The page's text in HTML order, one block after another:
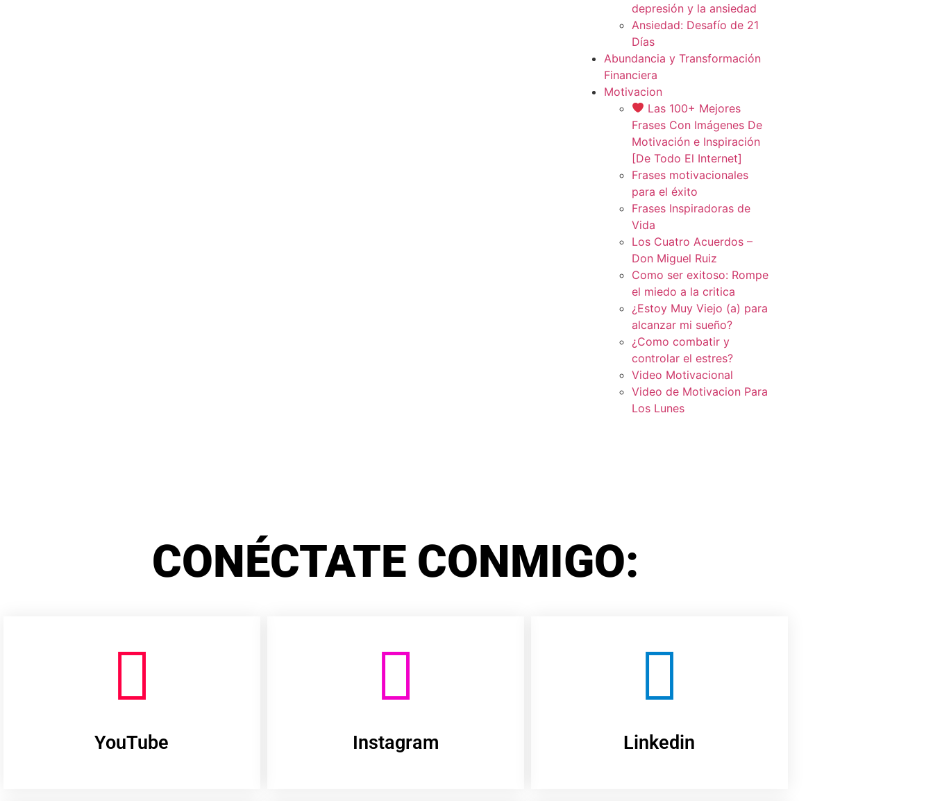
depresión y la ansiedad
Ansiedad: Desafío de 21
Días
Abundancia y Transformación
Financiera
Motivacion
Las 100+ Mejores
Frases Con Imágenes De
Motivación e Inspiración
[De Todo El Internet]
Frases motivacionales
para el éxito
Frases Inspiradoras de
Vida
Los Cuatro Acuerdos –
Don Miguel Ruiz
Como ser exitoso: Rompe
el miedo a la critica
¿Estoy Muy Viejo (a) para
alcanzar mi sueño?
¿Como combatir y
controlar el estres?
Video Motivacional
Video de Motivacion Para
Los Lunes
CONÉCTATE CONMIGO:
YouTube Instagram Linkedin